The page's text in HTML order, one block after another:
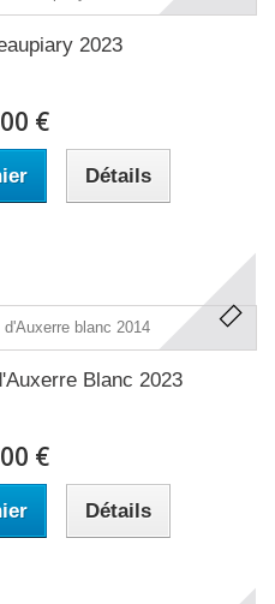
2023
€
Détails
Blanc 2023
€
Détails